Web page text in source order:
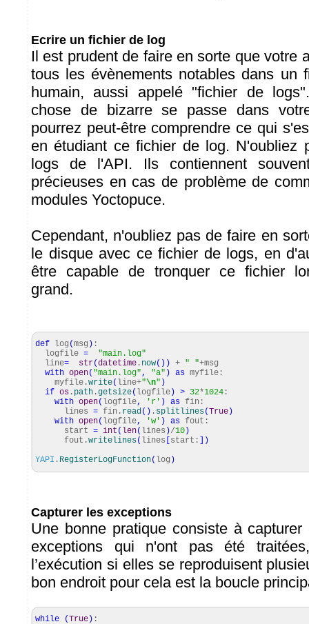
Ecrire un fichier de log
Il est prudent de faire en sorte que votre
tous les évènements notables dans un
humain, aussi appelé "fichier de
chose de bizarre se passe dans
pourrez peut-être comprendre ce qui
en étudiant ce fichier de log. N'oubliez
logs de l'API. Ils contiennent
précieuses en cas de problème de
modules Yoctopuce.
Cependant, n'oubliez pas de faire en
le disque avec ce fichier de logs, en
être capable de tronquer ce fichier
grand.
def log (msg ) :
logfile =
"main.log"
line= str(datetime . now( ) ) + " "+msg
with open( "main.log", "a" ) as myfile:
myfile.write( line+"\n" )
if os . path .getsize( logfile ) > 32*1024 :
with open( logfile, 'r' ) as fin:
lines = fin. read( ) . splitlines(True )
with open( logfile, 'w' ) as fout:
start = int ( len( lines )/10 )
fout.writelines( lines start:
)
YAPI . RegisterLogFunction( log )
Capturer les exceptions
Une bonne pratique consiste à
exceptions qui n'ont pas été
l’exécution si elles se reproduisent
bon endroit pour cela est la boucle
while (True ) :